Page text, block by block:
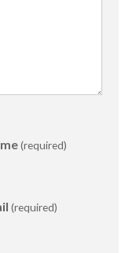
(required)
(required)